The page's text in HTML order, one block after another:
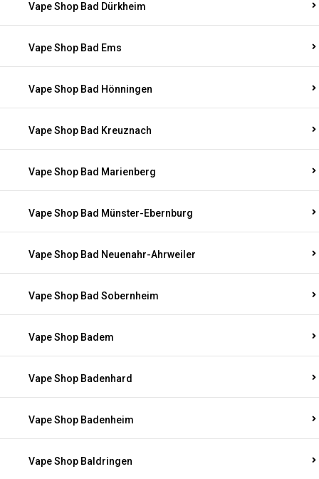
Vape Shop Bad Dürkheim
Vape Shop Bad Ems
Vape Shop Bad Hönningen
Vape Shop Bad Kreuznach
Vape Shop Bad Marienberg
Vape Shop Bad Münster-Ebernburg
Vape Shop Bad Neuenahr-Ahrweiler
Vape Shop Bad Sobernheim
Vape Shop Badem
Vape Shop Badenhard
Vape Shop Badenheim
Vape Shop Baldringen